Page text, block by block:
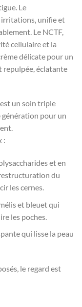
Le
irritations, unifie et
Le NCTF,
cellulaire et la
délicate pour un
repulpée, éclatante
un soin triple
pour un
:
et en
du
les cernes.
et bleuet qui
les poches.
qui lisse la peau
le regard est